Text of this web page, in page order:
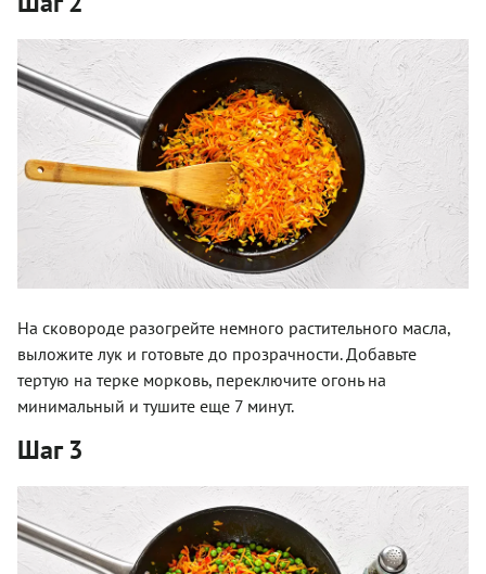
На сковороде разогрейте немного растительного масла,
выложите лук и готовьте до прозрачности. Добавьте
тертую на терке морковь, переключите огонь на
минимальный и тушите еще 7 минут.
Шаг 3